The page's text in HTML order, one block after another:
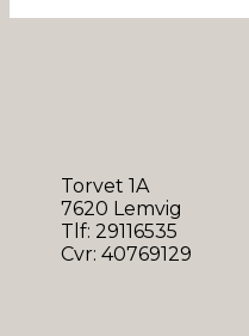
Torvet 1A
7620 Lemvig
Tlf: 29116535
Cvr: 40769129